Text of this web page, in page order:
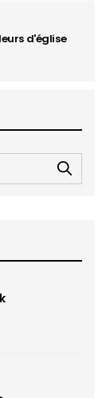
d'église